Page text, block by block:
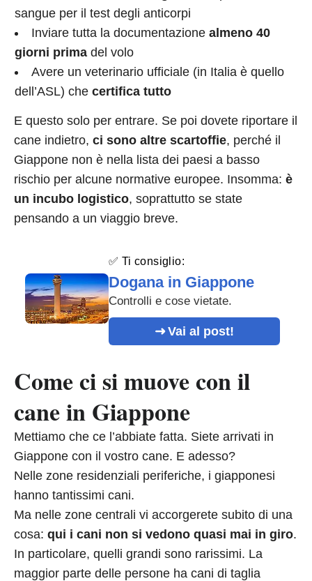
sangue per il test degli anticorpi
Inviare tutta la documentazione almeno 40
giorni prima del volo
Avere un veterinario ufficiale (in Italia è quello
dell’ASL) che certifica tutto
E questo solo per entrare. Se poi dovete riportare il
cane indietro, ci sono altre scartoffie, perché il
Giappone non è nella lista dei paesi a basso
rischio per alcune normative europee. Insomma: è
un incubo logistico, soprattutto se state
pensando a un viaggio breve.
✅ Ti consiglio:
Dogana in Giappone
Controlli e cose vietate.
Vai al post!
Come ci si muove con il
cane in Giappone
Mettiamo che ce l’abbiate fatta. Siete arrivati in
Giappone con il vostro cane. E adesso?
Nelle zone residenziali periferiche, i giapponesi
hanno tantissimi cani.
Ma nelle zone centrali vi accorgerete subito di una
cosa: qui i cani non si vedono quasi mai in giro.
In particolare, quelli grandi sono rarissimi. La
maggior parte delle persone ha cani di taglia